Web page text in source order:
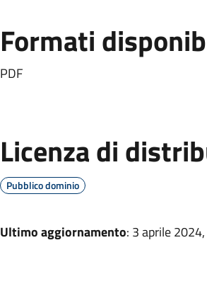
Formati
PDF
Licenza di
Pubblico dominio
Ultimo aggiornamento: 3 aprile